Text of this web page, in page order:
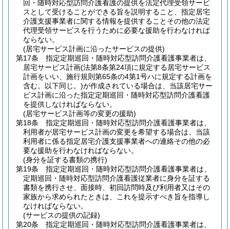
回・随時対応型訪問介護看護の提供を法定代理受領サービ
スとして受けることができる旨を説明すること、指定居宅
介護支援事業者に関する情報を提供することその他の法定
代理受領サービスを行うために必要な援助を行わなければ
ならない。
(居宅サービス計画に沿ったサービスの提供)
第17条
指定定期巡回・随時対応型訪問介護看護事業者は、
居宅サービス計画(法第8条第24項に規定する居宅サービス
計画をいい、施行規則第65条の4第1号ハに規定する計画を
含む。以下同じ。)が作成されている場合は、当該居宅サー
ビス計画に沿った指定定期巡回・随時対応型訪問介護看護
を提供しなければならない。
(居宅サービス計画等の変更の援助)
第18条
指定定期巡回・随時対応型訪問介護看護事業者は、
利用者が居宅サービス計画の変更を希望する場合は、当該
利用者に係る指定居宅介護支援事業者への連絡その他の必
要な援助を行わなければならない。
(身分を証する書類の携行)
第19条
指定定期巡回・随時対応型訪問介護看護事業者は、
定期巡回・随時対応型訪問介護看護従業者に身分を証する
書類を携行させ、面接時、初回訪問時及び利用者又はその
家族から求められたときは、これを提示すべき旨を指導し
なければならない。
(サービスの提供の記録)
第20条
指定定期巡回・随時対応型訪問介護看護事業者は、